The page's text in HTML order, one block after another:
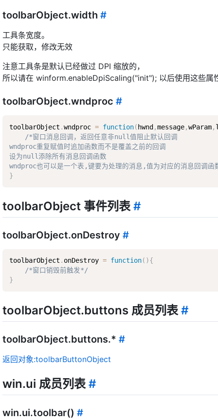
toolbarObject.width #
工具条宽度。
只能获取，修改无效
注意工具条是默认已经做过 DPI 缩放的，
所以请在 winform.enableDpiScaling("init"); 以后使用这些属
toolbarObject.wndproc #
toolbarObject .wndproc = function( hwnd ,message,wParam,
/*窗口消息回调，返回任意非null值阻止默认回调
wndproc重复赋值时追加函数而不是覆盖之前的回调
设为null添除所有消息回调函数
wndproc也可以是一个表,键要为处理的消息,值为对应的消息回调
}
toolbarObject 事件列表 #
toolbarObject.onDestroy #
toolbarObject . onDestroy = function( ){
/*窗口销毁前触发*/
}
toolbarObject.buttons 成员列表#
toolbarObject.buttons.* #
返回对象:toolbarButtonObject
win.ui 成员列表#
win.ui.toolbar() #